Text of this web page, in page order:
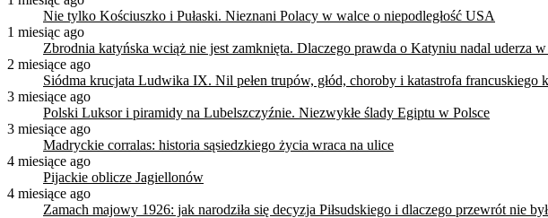
Nie tylko Kościuszko i Pułaski. Nieznani Polacy w walce o niepodległość USA
1 miesiąc ago
Zbrodnia katyńska wciąż nie jest zamknięta. Dlaczego prawda o Katyniu nadal uderza
2 miesiące ago
Siódma krucjata Ludwika IX. Nil pełen trupów, głód, choroby i katastrofa francuskiego
3 miesiące ago
Polski Luksor i piramidy na Lubelszczyźnie. Niezwykłe ślady Egiptu w Polsce
3 miesiące ago
Madryckie corralas: historia sąsiedzkiego życia wraca na ulice
4 miesiące ago
Pijackie oblicze Jagiellonów
4 miesiące ago
Zamach majowy 1926: jak narodziła się decyzja Piłsudskiego i dlaczego przewrót nie